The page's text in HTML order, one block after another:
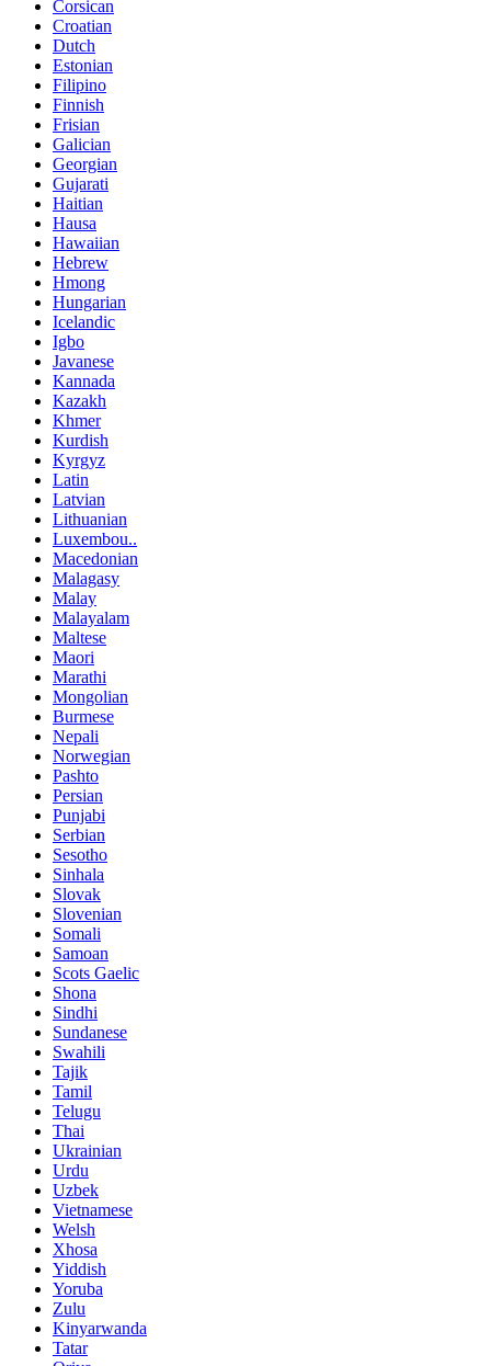
Corsican
Croatian
Dutch
Estonian
Filipino
Finnish
Frisian
Galician
Georgian
Gujarati
Haitian
Hausa
Hawaiian
Hebrew
Hmong
Hungarian
Icelandic
Igbo
Javanese
Kannada
Kazakh
Khmer
Kurdish
Kyrgyz
Latin
Latvian
Lithuanian
Luxembou..
Macedonian
Malagasy
Malay
Malayalam
Maltese
Maori
Marathi
Mongolian
Burmese
Nepali
Norwegian
Pashto
Persian
Punjabi
Serbian
Sesotho
Sinhala
Slovak
Slovenian
Somali
Samoan
Scots Gaelic
Shona
Sindhi
Sundanese
Swahili
Tajik
Tamil
Telugu
Thai
Ukrainian
Urdu
Uzbek
Vietnamese
Welsh
Xhosa
Yiddish
Yoruba
Zulu
Kinyarwanda
Tatar